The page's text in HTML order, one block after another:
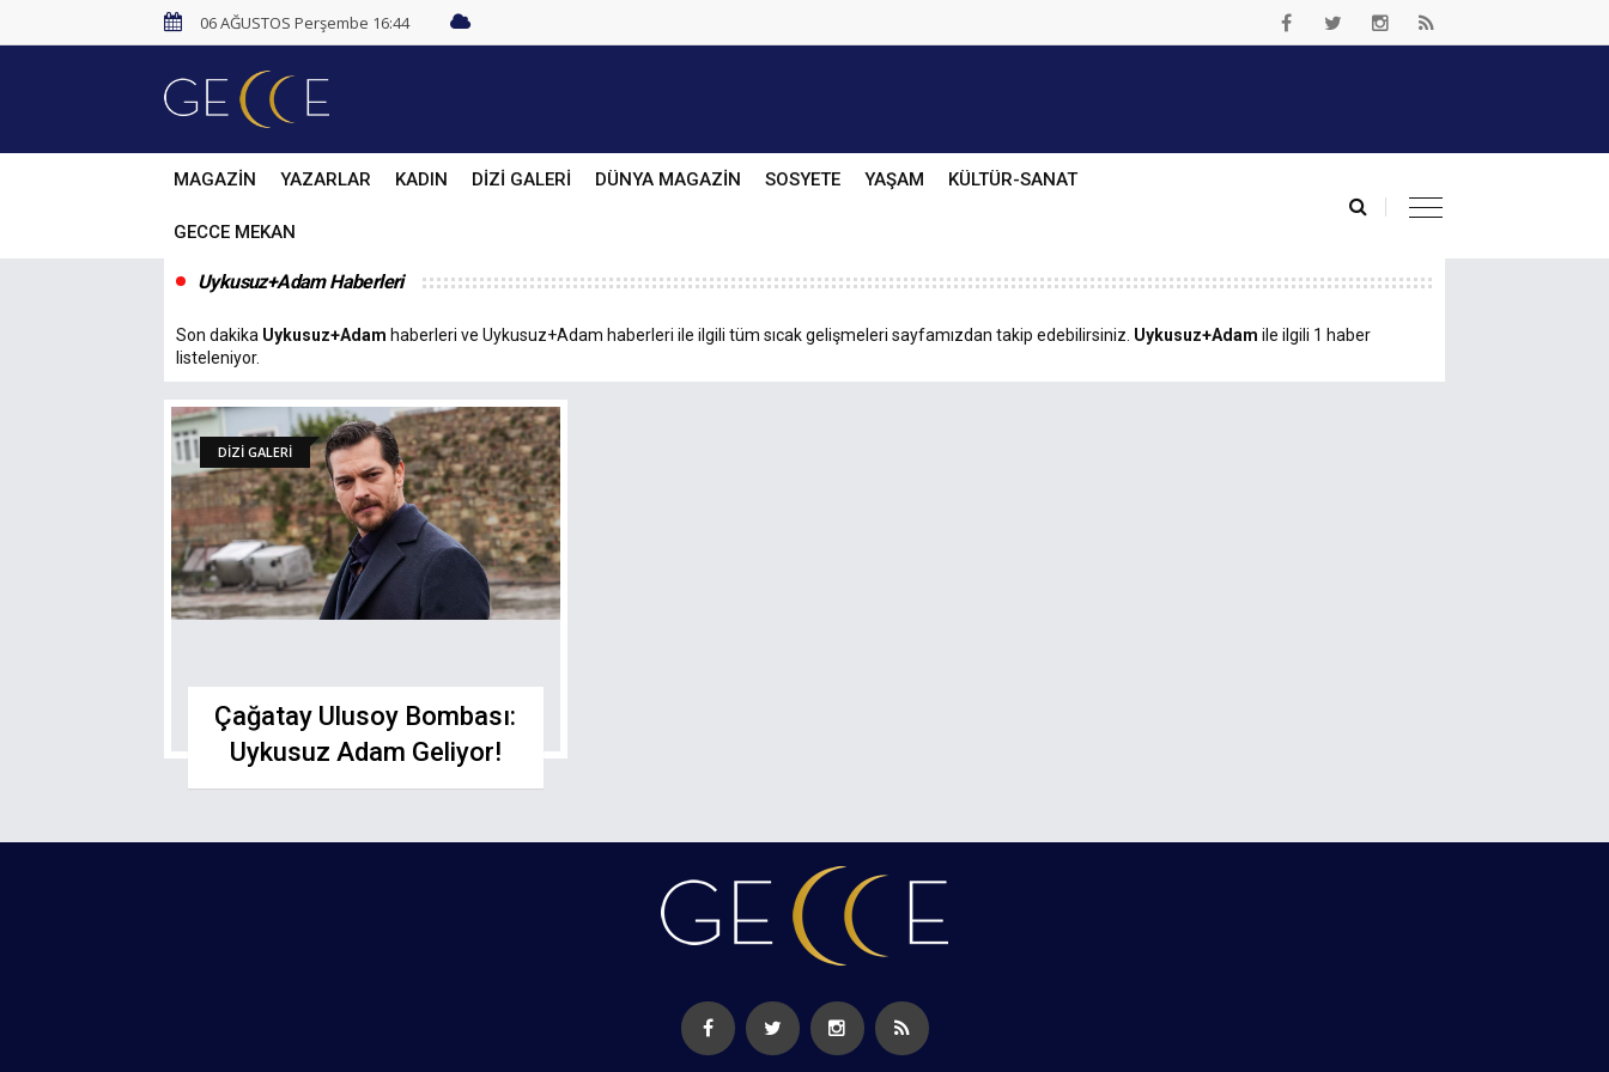
06 AĞUSTOS Perşembe 16:44
MAGAZİN YAZARLAR KADIN DİZİ GALERİ DÜNYA MAGAZİN SOSYETE YAŞAM KÜLTÜR-SANAT
GECCE MEKAN
Uykusuz+Adam Haberleri
Son dakika Uykusuz+Adam haberleri ve Uykusuz+Adam haberleri ile ilgili tüm sıcak gelişmeleri sayfamızdan takip edebilirsiniz. Uykusuz+Adam ile ilgili 1 haber
listeleniyor.
DİZİ GALERİ
Çağatay Ulusoy Bombası:
Uykusuz Adam Geliyor!